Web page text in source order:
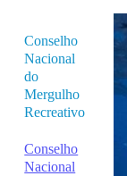
Conselho
Nacional
do
Mergulho
Recreativo
Conselho
Nacional